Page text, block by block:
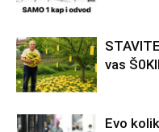
vas
Evo